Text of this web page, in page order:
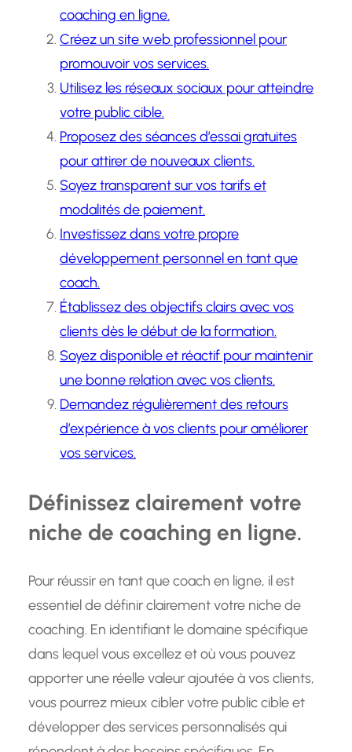
coaching en ligne.
Créez un site web professionnel pour
promouvoir vos services.
Utilisez les réseaux sociaux pour atteindre
votre public cible.
Proposez des séances d’essai gratuites
pour attirer de nouveaux clients.
Soyez transparent sur vos tarifs et
modalités de paiement.
Investissez dans votre propre
développement personnel en tant que
coach.
Établissez des objectifs clairs avec vos
clients dès le début de la formation.
Soyez disponible et réactif pour maintenir
une bonne relation avec vos clients.
Demandez régulièrement des retours
d’expérience à vos clients pour améliorer
vos services.
Définissez clairement votre
niche de coaching en ligne.
Pour réussir en tant que coach en ligne, il est
essentiel de définir clairement votre niche de
coaching. En identifiant le domaine spécifique
dans lequel vous excellez et où vous pouvez
apporter une réelle valeur ajoutée à vos clients,
vous pourrez mieux cibler votre public cible et
développer des services personnalisés qui